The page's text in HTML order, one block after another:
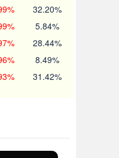
32.20%
5.84%
28.44%
8.49%
31.42%